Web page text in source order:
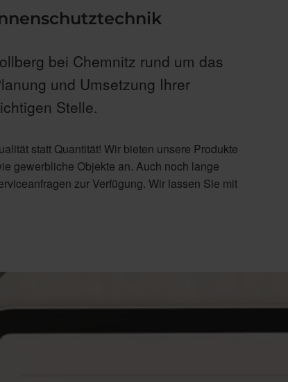
bei Chemnitz rund um das
und Umsetzung Ihrer
Stelle.
statt Quantität! Wir bieten unsere Produkte
gewerbliche Objekte an. Auch noch lange
zur Verfügung. Wir lassen Sie mit